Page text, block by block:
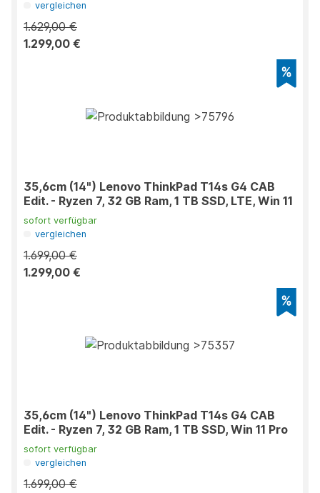
vergleichen
1.629,00 €
1.299,00 €
35,6cm (14") Lenovo ThinkPad T14s G4 CAB
Edit. - Ryzen 7, 32 GB Ram, 1 TB SSD, LTE, Win 11
sofort verfügbar
vergleichen
1.699,00 €
1.299,00 €
35,6cm (14") Lenovo ThinkPad T14s G4 CAB
Edit. - Ryzen 7, 32 GB Ram, 1 TB SSD, Win 11 Pro
sofort verfügbar
vergleichen
1.699,00 €